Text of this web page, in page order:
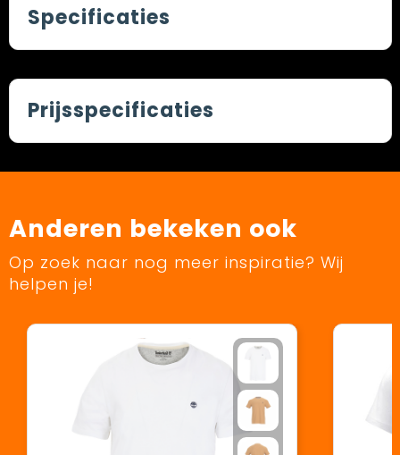
Specificaties
Prijsspecificaties
Anderen bekeken ook
Op zoek naar nog meer inspiratie? Wij
helpen je!